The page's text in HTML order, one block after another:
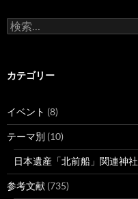
検
索:
カテゴリー
イベント (8)
テーマ別 (10)
日本遺産「北前船」関連神社
参考文献 (735)